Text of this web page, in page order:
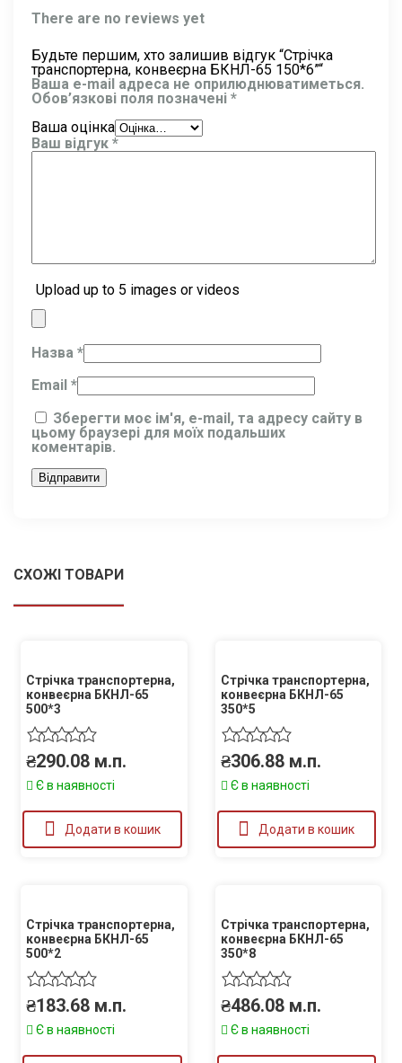
There are no reviews yet
Будьте першим, хто залишив відгук “Стрічка
транспортерна, конвеєрна БКНЛ-65 150*6”“
Ваша e-mail адреса не оприлюднюватиметься.
Обов’язкові поля позначені *
Ваша оцінка
Ваш відгук *
Upload up to 5 images or videos
Назва *
Email *
Зберегти моє ім'я, e-mail, та адресу сайту в
цьому браузері для моїх подальших
коментарів.
СХОЖІ ТОВАРИ
Стрічка транспортерна,
конвеєрна БКНЛ-65
500*3
₴290.08 м.п.
Є в наявності
Додати в кошик
Стрічка транспортерна,
конвеєрна БКНЛ-65
350*5
₴306.88 м.п.
Є в наявності
Додати в кошик
Стрічка транспортерна,
конвеєрна БКНЛ-65
500*2
₴183.68 м.п.
Є в наявності
Стрічка транспортерна,
конвеєрна БКНЛ-65
350*8
₴486.08 м.п.
Є в наявності